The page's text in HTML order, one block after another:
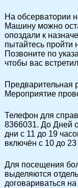
На обсерватории
Машину можно
опоздали к
пытайтесь пройти
Позвоните по
чтобы вас
Предварительная
Мероприятие
Телефон для
8366031. До Дней
дни с 11 до 19
включён с 10 до 23
Для посещения
выделяются
договариваться